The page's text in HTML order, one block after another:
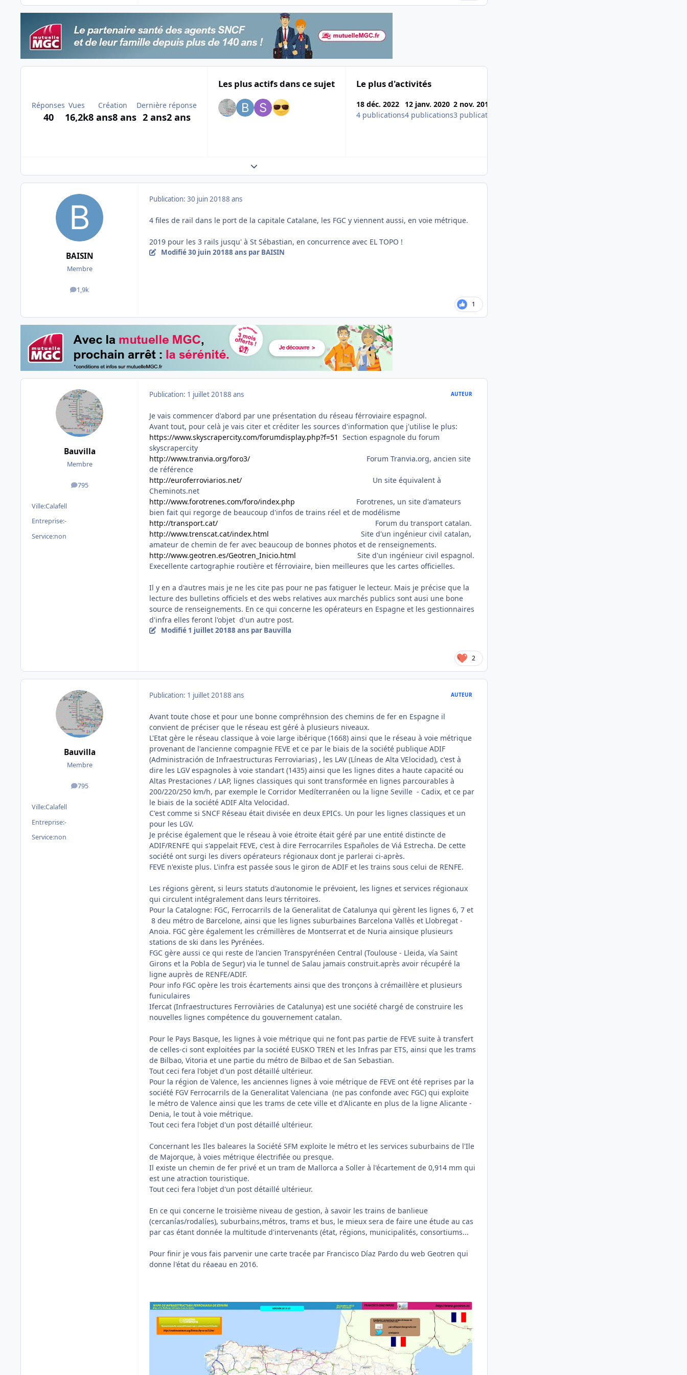
Réponses
40
Vues
16,2k
Création
8 ans8 ans
Dernière réponse
2 ans2 ans
Les plus actifs dans ce sujet Le plus d'activités
18 déc. 2022
4 publications
12 janv. 2020
4 publications
2 nov. 2019
3 publications
Expand topic overview
BAISIN
Membre
1,9k
messages
Publication: 30 juin 20188 ans
4 files de rail dans le port de la capitale Catalane, les FGC y viennent aussi, en voie métrique.
2019 pour les 3 rails jusqu' à St Sébastian, en concurrence avec EL TOPO !
Modifié30 juin 20188 ans par BAISIN
1
Bauvilla
Membre
795
messages
Ville:Calafell
Entreprise:-
Service:non
Publication: 1 juillet 20188 ans AUTEUR
Je vais commencer d'abord par une présentation du réseau férroviaire espagnol.
Avant tout, pour celà je vais citer et créditer les sources d'information que j'utilise le plus:
https://www.skyscrapercity.com/forumdisplay.php?f=51 Section espagnole du forum
skyscrapercity
http://www.tranvia.org/foro3/ Forum Tranvia.org, ancien site
de référence
http://euroferroviarios.net/ Un site équivalent à
Cheminots.net
http://www.forotrenes.com/foro/index.php Forotrenes, un site d'amateurs
bien fait qui regorge de beaucoup d'infos de trains réel et de modélisme
http://transport.cat/ Forum du transport catalan.
http://www.trenscat.cat/index.html Site d'un ingénieur civil catalan,
amateur de chemin de fer avec beaucoup de bonnes photos et de renseignements.
http://www.geotren.es/Geotren_Inicio.html Site d'un ingénieur civil espagnol.
Execellente cartographie routière et férroviaire, bien meilleures que les cartes officielles.
Il y en a d'autres mais je ne les cite pas pour ne pas fatiguer le lecteur. Mais je précise que la
lecture des bulletins officiels et des webs relatives aux marchés publics sont ausi une bone
source de renseignements. En ce qui concerne les opérateurs en Espagne et les gestionnaires
d'infra elles feront l'objet d'un autre post.
Modifié 1 juillet 20188 ans par Bauvilla
2
Bauvilla
Membre
795
messages
Ville:Calafell
Entreprise:-
Service:non
Publication: 1 juillet 20188 ans AUTEUR
Avant toute chose et pour une bonne compréhnsion des chemins de fer en Espagne il
convient de préciser que le réseau est géré à plusieurs niveaux.
L'Etat gère le réseau classique à voie large ibérique (1668) ainsi que le réseau à voie métrique
provenant de l'ancienne compagnie FEVE et ce par le biais de la société publique ADIF
(Administración de Infraestructuras Ferroviarias) , les LAV (Líneas de Alta VElocidad), c'est à
dire les LGV espagnoles à voie standart (1435) ainsi que les lignes dites a haute capacité ou
Altas Prestaciones / LAP, lignes classiques qui sont transformée en lignes parcourables à
200/220/250 km/h, par exemple le Corridor Medíterranéen ou la ligne Seville - Cadix, et ce par
le biais de la société ADIF Alta Velocidad.
C'est comme si SNCF Réseau était divisée en deux EPICs. Un pour les lignes classiques et un
pour les LGV.
Je précise également que le réseau à voie étroite était géré par une entité distincte de
ADIF/RENFE qui s'appelait FEVE, c'est à dire Ferrocarriles Españoles de Viá Estrecha. De cette
société ont surgi les divers opérateurs régionaux dont je parlerai ci-après.
FEVE n'existe plus. L'infra est passée sous le giron de ADIF et les trains sous celui de RENFE.
Les régions gèrent, si leurs statuts d'autonomie le prévoient, les lignes et services régionaux
qui circulent intégralement dans leurs térritoires.
Pour la Catalogne: FGC, Ferrocarrils de la Generalitat de Catalunya qui gèrent les lignes 6, 7 et
8 deu métro de Barcelone, ainsi que les lignes suburbaines Barcelona Vallès et Llobregat -
Anoia. FGC gère également les crémillères de Montserrat et de Nuria ainsique plusieurs
stations de ski dans les Pyrénées.
FGC gère aussi ce qui reste de l'ancien Transpyrénéen Central (Toulouse - Lleida, vía Saint
Girons et la Pobla de Segur) via le tunnel de Salau jamais construit.après avoir récupéré la
ligne auprès de RENFE/ADIF.
Pour info FGC opère les trois écartements ainsi que des tronçons à crémaillère et plusieurs
funiculaires
Ifercat (Infraestructures Ferroviàries de Catalunya) est une société chargé de construire les
nouvelles lignes compétence du gouvernement catalan.
Pour le Pays Basque, les lignes à voie métrique qui ne font pas partie de FEVE suite à transfert
de celles-ci sont exploitées par la société EUSKO TREN et les Infras par ETS, ainsi que les trams
de Bilbao, Vitoria et une partie du métro de Bilbao et de San Sebastian.
Tout ceci fera l'objet d'un post détaillé ultérieur.
Pour la région de Valence, les anciennes lignes à voie métrique de FEVE ont été reprises par la
société FGV Ferrocarrils de la Generalitat Valenciana (ne pas confonde avec FGC) qui exploite
le métro de Valence ainsi que les trams de cete ville et d'Alicante en plus de la ligne Alicante -
Denia, le tout à voie métrique.
Tout ceci fera l'objet d'un post détaillé ultérieur.
Concernant les Iles baleares la Société SFM exploite le métro et les services suburbains de l'Ile
de Majorque, à voies métrique électrifiée ou presque.
Il existe un chemin de fer privé et un tram de Mallorca a Soller à l'écartement de 0,914 mm qui
est une atraction touristique.
Tout ceci fera l'objet d'un post détaillé ultérieur.
En ce qui concerne le troisième niveau de gestion, à savoir les trains de banlieue
(cercanías/rodalíes), suburbains,métros, trams et bus, le mieux sera de faire une étude au cas
par cas étant donnée la multitude d'intervenants (état, régions, municipalités, consortiums...
Pour finir je vous fais parvenir une carte tracée par Francisco Díaz Pardo du web Geotren qui
donne l'état du réaeau en 2016.